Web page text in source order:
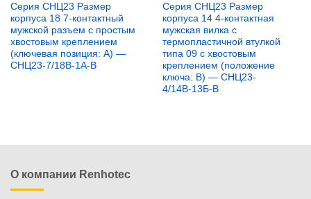
Серия СНЦ23 Размер
корпуса 18 7-контактный
мужской разъем с простым
хвостовым креплением
(ключевая позиция: A) —
СНЦ23-7/18В-1А-В
Серия СНЦ23 Размер
корпуса 14 4-контактная
мужская вилка с
термопластичной втулкой
типа 09 с хвостовым
креплением (положение
ключа: B) — СНЦ23-
4/14В-13Б-В
О компании Renhotec